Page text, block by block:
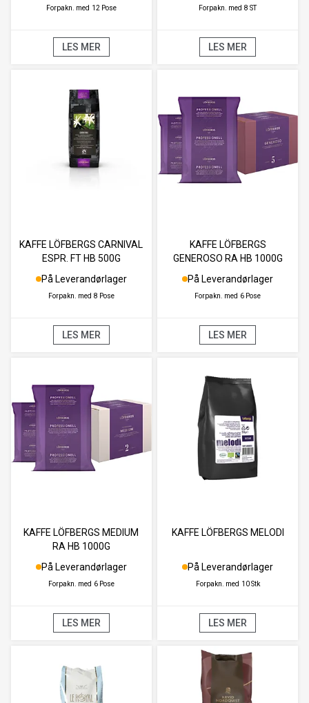
Forpakn. med 12 Pose
LES MER
Forpakn. med 8 ST
LES MER
KAFFE LÖFBERGS CARNIVAL
ESPR. FT HB 500G
På Leverandørlager
Forpakn. med 8 Pose
LES MER
KAFFE LÖFBERGS
GENEROSO RA HB 1000G
På Leverandørlager
Forpakn. med 6 Pose
LES MER
KAFFE LÖFBERGS MEDIUM
RA HB 1000G
På Leverandørlager
Forpakn. med 6 Pose
LES MER
KAFFE LÖFBERGS MELODI
På Leverandørlager
Forpakn. med 10 Stk
LES MER